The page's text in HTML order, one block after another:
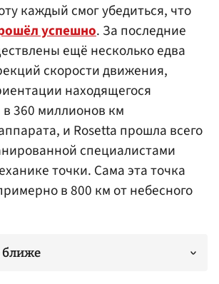
каждый смог убедиться, что
успешно. За последние
ещё несколько едва
скорости движения,
находящегося
360 миллионов км
и Rosetta прошла всего
специалистами
точки. Сама эта точка
в 800 км от небесного
ближе